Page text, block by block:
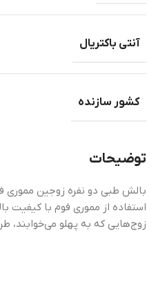
آنتی باکتریال
کشور سازنده
توضیحات
بالش طبی دو نفره زوجین مموری
استفاده از مموری فوم با کیفیت
زوج‌هایی که به پهلو می‌خوابند،